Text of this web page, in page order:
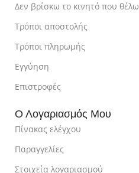
Δεν βρίσκω το κινητό που θέλω
Τρόποι αποστολής
Τρόποι πληρωμής
Εγγύηση
Επιστροφές
Ο Λογαριασμός Μου
Πίνακας ελέγχου
Παραγγελίες
Στοιχεία λογαριασμού